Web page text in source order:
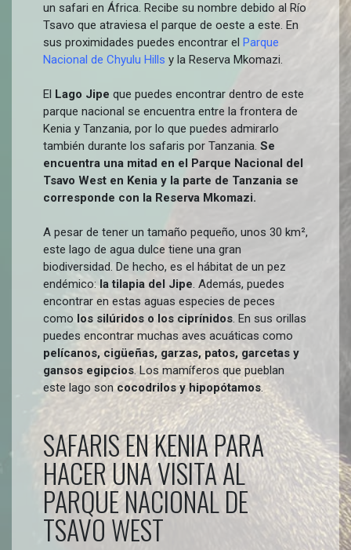
un safari en África. Recibe su nombre debido al Río
Tsavo que atraviesa el parque de oeste a este. En
sus proximidades puedes encontrar el Parque
Nacional de Chyulu Hills y la Reserva Mkomazi.
El Lago Jipe que puedes encontrar dentro de este
parque nacional se encuentra entre la frontera de
Kenia y Tanzania, por lo que puedes admirarlo
también durante los safaris por Tanzania. Se
encuentra una mitad en el Parque Nacional del
Tsavo West en Kenia y la parte de Tanzania se
corresponde con la Reserva Mkomazi.
A pesar de tener un tamaño pequeño, unos 30 km²,
este lago de agua dulce tiene una gran
biodiversidad. De hecho, es el hábitat de un pez
endémico:la tilapia del Jipe. Además, puedes
encontrar en estas aguas especies de peces
como los silúridos o los ciprínidos. En sus orillas
puedes encontrar muchas aves acuáticas como
pelícanos, cigüeñas, garzas, patos, garcetas y
gansos egipcios. Los mamíferos que pueblan
este lago son cocodrilos y hipopótamos.
SAFARIS EN KENIA PARA
HACER UNA VISITA AL
PARQUE NACIONAL DE
TSAVO WEST